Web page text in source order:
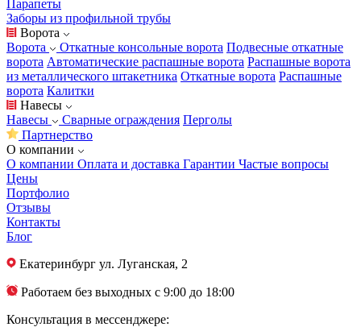
Парапеты
Заборы из профильной трубы
Ворота
Ворота
Откатные консольные ворота Подвесные откатные
ворота Автоматические распашные ворота Распашные ворота
из металлического штакетника Откатные ворота Распашные
ворота Калитки
Навесы
Навесы
Сварные ограждения Перголы
Партнерство
О компании
О компании Оплата и доставка Гарантии Частые вопросы
Цены
Портфолио
Отзывы
Контакты
Блог
Екатеринбург ул. Луганская, 2
Работаем без выходных с 9:00 до 18:00
Консультация в мессенджере: